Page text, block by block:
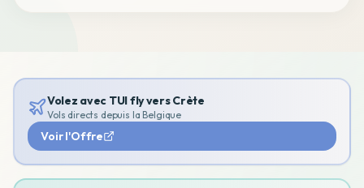
Volez avec TUI fly versCrète
Vols directs depuis la Belgique
Voir l'Offre